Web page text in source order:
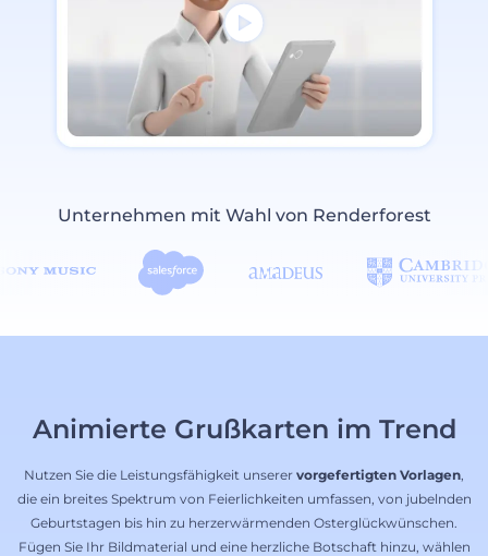
Unternehmen mit Wahl von Renderforest
Animierte Grußkarten im Trend
Nutzen Sie die Leistungsfähigkeit unserer vorgefertigten Vorlagen,
die ein breites Spektrum von Feierlichkeiten umfassen, von jubelnden
Geburtstagen bis hin zu herzerwärmenden Osterglückwünschen.
Fügen Sie Ihr Bildmaterial und eine herzliche Botschaft hinzu, wählen